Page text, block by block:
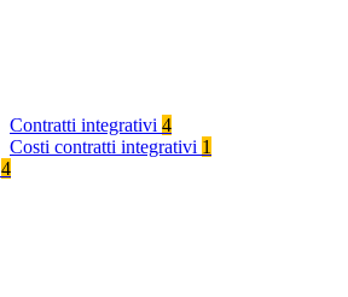
Contratti integrativi 4
Costi contratti integrativi 1
4